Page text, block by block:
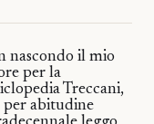
nascondo il mio
per la
Treccani,
per abitudine